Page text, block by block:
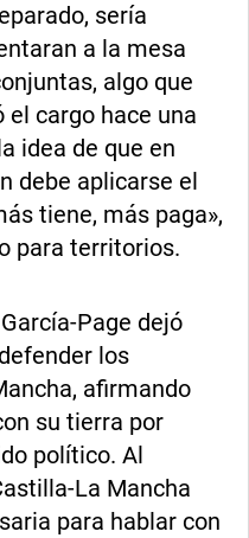
sería
a la mesa
algo que
el cargo hace una
idea de que en
debe aplicarse el
tiene, más paga»,
para territorios.
Page dejó
los
afirmando
su tierra por
político. Al
La Mancha
para hablar con